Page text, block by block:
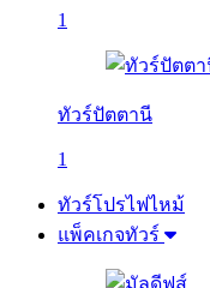
1
ทัวร์ปัตตานี
1
ทัวร์โปรไฟไหม้
แพ็คเกจทัวร์